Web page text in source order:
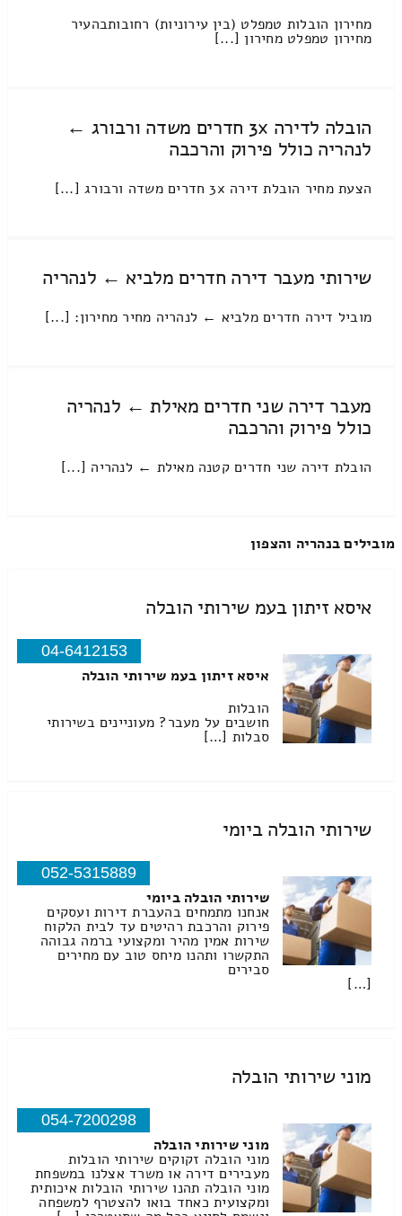
מחירון הובלות טמפלט (בין עירוניות) רחובותבהעיר
מחירון טמפלט מחירון [...]
הובלה לדירה 3x חדרים משדה ורבורג ←
לנהריה כולל פירוק והרכבה
הצעת מחיר הובלת דירה 3x חדרים משדה ורבורג [...]
שירותי מעבר דירה חדרים מלביא ← לנהריה
מוביל דירה חדרים מלביא ← לנהריה מחיר מחירון: [...]
מעבר דירה שני חדרים מאילת ← לנהריה
כולל פירוק והרכבה
הובלת דירה שני חדרים קטנה מאילת ← לנהריה [...]
מובילים בנהריה והצפון
איסא זיתון בעמ שירותי הובלה
04-6412153
איסא זיתון בעמ שירותי הובלה
הובלות
חושבים על מעבר? מעוניינים בשירותי
סבלות […]
שירותי הובלה ביומי
052-5315889
שירותי הובלה ביומי
אנחנו מתמחים בהעברת דירות ועסקים
פירוק והרכבת רהיטים עד לבית הלקוח
שירות אמין מהיר ומקצועי ברמה גבוהה
התקשרו ותהנו מיחס טוב עם מחירים
סבירים
[…]
מוני שירותי הובלה
054-7200298
מוני שירותי הובלה
מוני הובלה זקוקים שירותי הובלות
מעבירים דירה או משרד אצלנו במשפחת
מוני הובלה תהנו שירותי הובלות איכותית
ומקצועית כאחד בואו להצטרף למשפחה